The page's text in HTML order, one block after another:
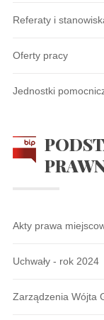
Referaty i
Oferty pracy
Jednostki
Akty prawa
Uchwały - rok 2024
Zarządzenia Wójta